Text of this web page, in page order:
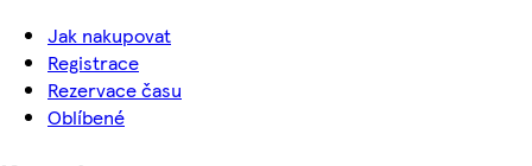
Jak nakupovat
Registrace
Rezervace času
Oblíbené